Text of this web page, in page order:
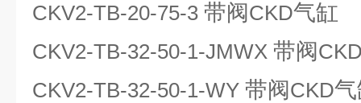
CKV2-TB-20-75-3 带阀CKD气缸
CKV2-TB-32-50-1-JMWX 带阀
CKV2-TB-32-50-1-WY 带阀CKD